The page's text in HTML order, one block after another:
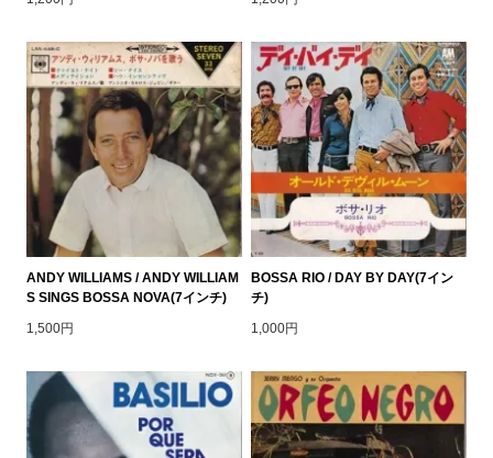
ANDY WILLIAMS / ANDY WILLIAM
S SINGS BOSSA NOVA(7インチ)
1,500円
BOSSA RIO / DAY BY DAY(7イン
チ)
1,000円